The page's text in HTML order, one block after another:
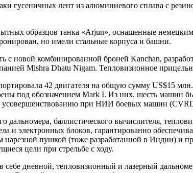
гусеничных лент из алюминиевого сплава с
образцов танка «Arjun», оснащенные
но имели стальные корпуса и башни.
новой комбинированной броней Kanchan,
Mishra Dhatu Nigam. Тепловизионное
42 двигателя на общую сумму US$15
под обозначением Mark I. Из них, шесть машин
усовершенствованию при НИИ боевых машин
дальномера, баллистического вычислителя,
и электронных блоков, гарантированно
нарезной пушкой (тоже разработанной в Индии) и
цели при стрельбе с ходу.
себе дневной, тепловизионный и лазерный